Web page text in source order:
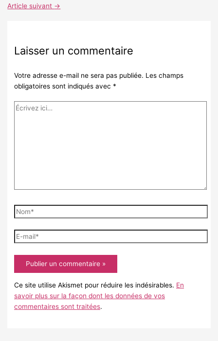
Article suivant →
Laisser un commentaire
Votre adresse e-mail ne sera pas publiée. Les champs
obligatoires sont indiqués avec *
Écrivez
Nom*
E-
mail*
Ce site utilise Akismet pour réduire les indésirables. En
savoir plus sur la façon dont les données de vos
commentaires sont traitées.